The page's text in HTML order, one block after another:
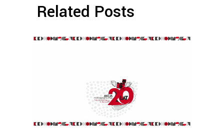
Related Posts